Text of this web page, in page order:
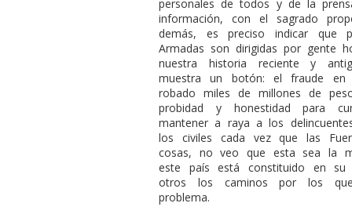
personales de todos y de la
información, con el sagrado
demás, es preciso indicar que
Armadas son dirigidas por gente
nuestra historia reciente y
muestra un botón: el fraude
robado miles de millones de
probidad y honestidad para
mantener a raya a los
los civiles cada vez que las
cosas, no veo que esta sea la
este país está constituido en
otros los caminos por los
problema.